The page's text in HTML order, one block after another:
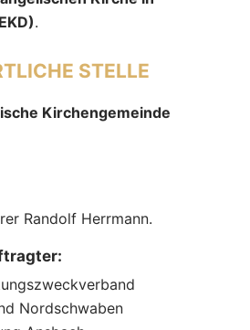
.
STELLE
Kirchengemeinde
Randolf Herrmann.
:
Nordschwaben